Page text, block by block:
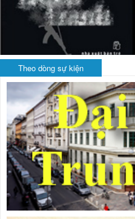
Theo dòng sự kiện